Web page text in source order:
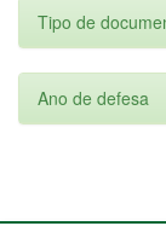
Tipo de
Ano de defesa